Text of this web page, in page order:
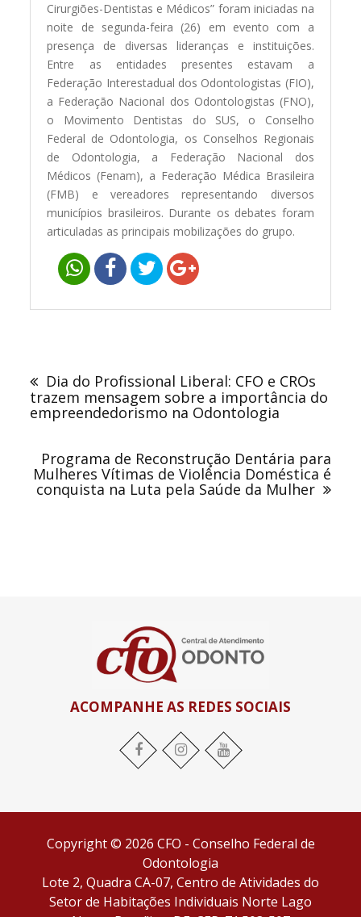
Cirurgiões-Dentistas e Médicos” foram iniciadas na
noite de segunda-feira (26) em evento com a
presença de diversas lideranças e instituições.
Entre as entidades presentes estavam a
Federação Interestadual dos Odontologistas (FIO),
a Federação Nacional dos Odontologistas (FNO),
o Movimento Dentistas do SUS, o Conselho
Federal de Odontologia, os Conselhos Regionais
de Odontologia, a Federação Nacional dos
Médicos (Fenam), a Federação Médica Brasileira
(FMB) e vereadores representando diversos
municípios brasileiros. Durante os debates foram
articuladas as principais mobilizações do grupo.
PostDia do Profissional Liberal: CFO e CROs
trazem mensagem sobre a importância do
empreendedorismo na Odontologia
Programa de Reconstrução Dentária para
Mulheres Vítimas de Violência Doméstica é
conquista na Luta pela Saúde da Mulher
ACOMPANHE AS REDES SOCIAIS
Facebook Instagram YouTube
Copyright © 2026 CFO - Conselho Federal de
Odontologia
Lote 2, Quadra CA-07, Centro de Atividades do
Setor de Habitações Individuais Norte Lago